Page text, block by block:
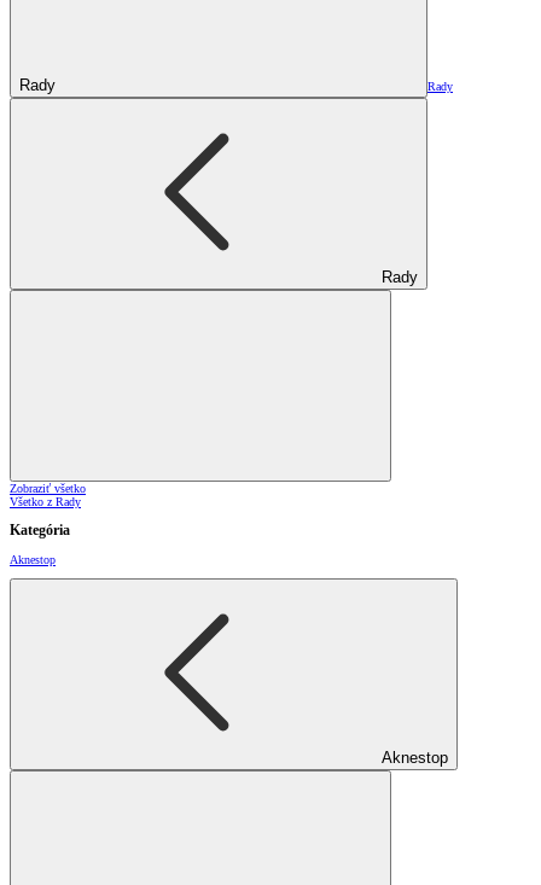
Rady Rady
Rady
Zobraziť všetko
Všetko z Rady
Kategória
Aknestop
Aknestop